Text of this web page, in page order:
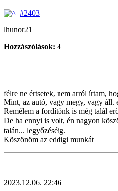
#2403
lhunor21
Hozzászólások: 4
félre ne értsetek, nem arról írtam,
Mint, az autó, vagy megy, vagy áll.
Remélem a fordítónk is még talál
De ha ennyi is volt, én nagyon
talán... legyőzéséig.
Köszönöm az eddigi munkát
2023.12.06. 22:46